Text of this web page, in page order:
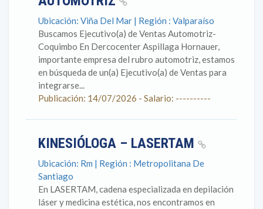
Ubicación: Viña Del Mar | Región : Valparaíso
Buscamos Ejecutivo(a) de Ventas Automotriz-
Coquimbo En Dercocenter Aspillaga Hornauer,
importante empresa del rubro automotriz, estamos
en búsqueda de un(a) Ejecutivo(a) de Ventas para
integrarse...
Publicación: 14/07/2026 - Salario: ----------
KINESIÓLOGA – LASERTAM
Ubicación: Rm | Región : Metropolitana De
Santiago
En LASERTAM, cadena especializada en depilación
láser y medicina estética, nos encontramos en